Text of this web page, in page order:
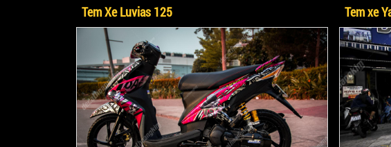
Tem Xe Luvias 125 Tem xe